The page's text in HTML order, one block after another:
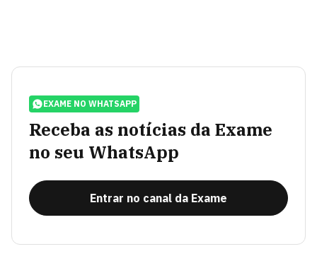
EXAME NO WHATSAPP
Receba as notícias da Exame
no seu WhatsApp
Entrar no canal da Exame